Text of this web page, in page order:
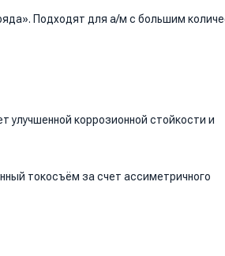
Подходят для а/м с большим
улучшенной коррозионной стойкости и
токосъём за счет ассиметричного